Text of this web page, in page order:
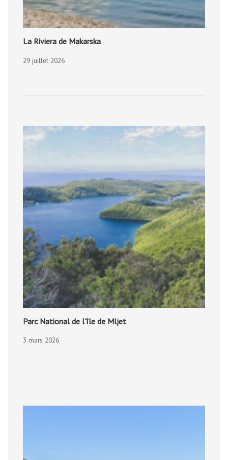
La Riviera de Makarska
29 juillet 2026
Parc National de l’île de Mljet
3 mars 2026